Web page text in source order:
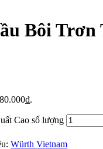
Bôi Trơn
Cao số lượng
Würth Vietnam